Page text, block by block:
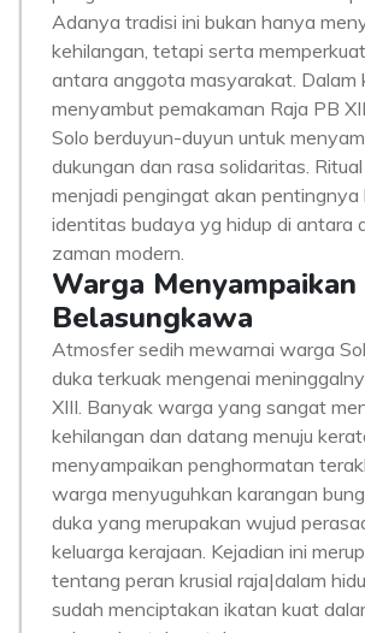
Adanya tradisi ini bukan hanya
kehilangan, tetapi serta
antara anggota masyarakat. Dalam
menyambut pemakaman Raja PB
Solo berduyun-duyun untuk
dukungan dan rasa solidaritas.
menjadi pengingat akan pentingnya
identitas budaya yg hidup di antara
zaman modern.
Warga Menyampaikan
Belasungkawa
Atmosfer sedih mewarnai warga
duka terkuak mengenai
XIII. Banyak warga yang sangat
kehilangan dan datang menuju
menyampaikan penghormatan
warga menyuguhkan karangan
duka yang merupakan wujud
keluarga kerajaan. Kejadian ini
tentang peran krusial raja|dalam
sudah menciptakan ikatan kuat